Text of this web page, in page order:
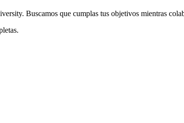
Buscamos que cumplas tus objetivos mientras